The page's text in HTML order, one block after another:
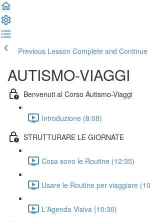
Previous Lesson Complete and Continue
AUTISMO-VIAGGI
Benvenuti al Corso Autismo-Viaggi
Introduzione (8:08)
STRUTTURARE LE GIORNATE
Cosa sono le Routine (12:35)
Usare le Routine per viaggiare
L'Agenda Visiva (10:30)